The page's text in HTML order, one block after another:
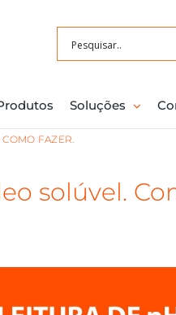
Soluções
solúvel.
FAZER.